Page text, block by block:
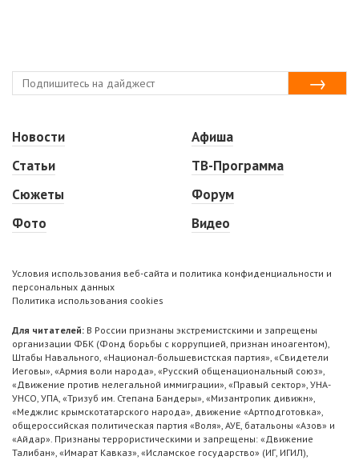
Новости
Статьи
Сюжеты
Фото
Афиша
ТВ-Программа
Форум
Видео
Условия использования веб-сайта и политика конфиденциальности и
персональных данных
Политика использования cookies
Для читателей: В России признаны экстремистскими и запрещены
организации ФБК (Фонд борьбы с коррупцией, признан иноагентом),
Штабы Навального, «Национал-большевистская партия», «Свидетели
Иеговы», «Армия воли народа», «Русский общенациональный союз»,
«Движение против нелегальной иммиграции», «Правый сектор», УНА-
УНСО, УПА, «Тризуб им. Степана Бандеры», «Мизантропик дивижн»,
«Меджлис крымскотатарского народа», движение «Артподготовка»,
общероссийская политическая партия «Воля», АУЕ, батальоны «Азов» и
«Айдар». Признаны террористическими и запрещены: «Движение
Талибан», «Имарат Кавказ», «Исламское государство» (ИГ, ИГИЛ),